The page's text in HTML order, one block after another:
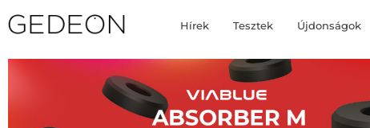
Hírek Tesztek Újdonságok